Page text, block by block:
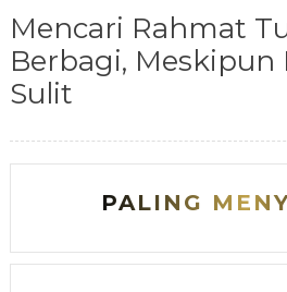
Mencari Rahmat
Berbagi, Meskipun
Sulit
PALING